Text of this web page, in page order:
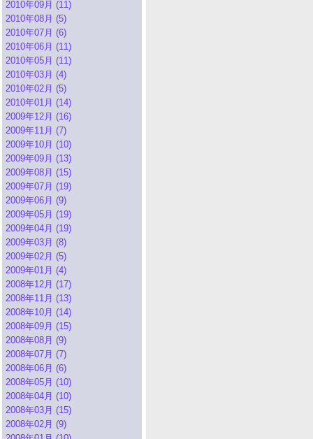
2010年09月 (11)
2010年08月 (5)
2010年07月 (6)
2010年06月 (11)
2010年05月 (11)
2010年03月 (4)
2010年02月 (5)
2010年01月 (14)
2009年12月 (16)
2009年11月 (7)
2009年10月 (10)
2009年09月 (13)
2009年08月 (15)
2009年07月 (19)
2009年06月 (9)
2009年05月 (19)
2009年04月 (19)
2009年03月 (8)
2009年02月 (5)
2009年01月 (4)
2008年12月 (17)
2008年11月 (13)
2008年10月 (14)
2008年09月 (15)
2008年08月 (9)
2008年07月 (7)
2008年06月 (6)
2008年05月 (10)
2008年04月 (10)
2008年03月 (15)
2008年02月 (9)